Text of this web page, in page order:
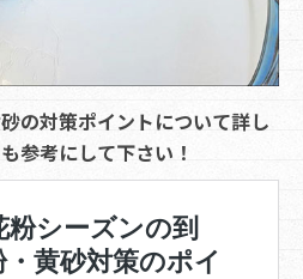
の対策ポイントについて詳し
参考にして下さい！